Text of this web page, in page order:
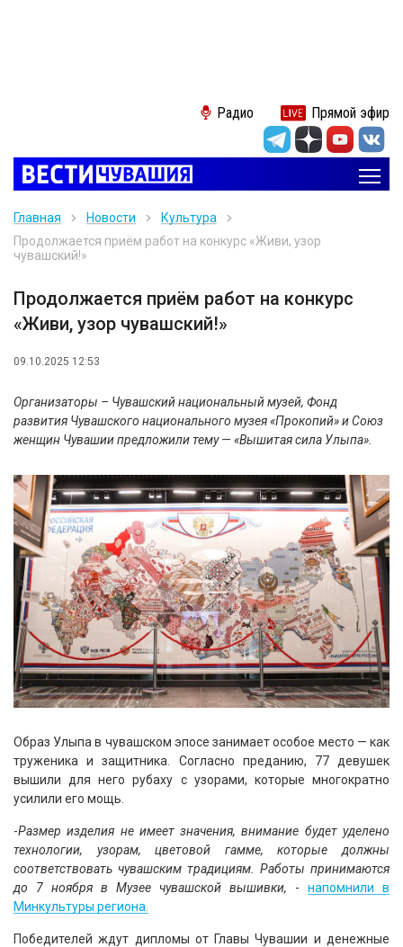
Радио Прямой эфир
Главная Новости
Культура
Продолжается приём работ на конкурс «Живи, узор
чувашский!»
Продолжается приём работ на конкурс
«Живи, узор чувашский!»
09.10.2025 12:53
Организаторы – Чувашский национальный музей, Фонд
развития Чувашского национального музея «Прокопий» и Союз
женщин Чувашии предложили тему — «Вышитая сила Улыпа».
Образ Улыпа в чувашском эпосе занимает особое место — как
труженика и защитника. Согласно преданию, 77 девушек
вышили для него рубаху с узорами, которые многократно
усилили его мощь.
-Размер изделия не имеет значения, внимание будет уделено
технологии, узорам, цветовой гамме, которые должны
соответствовать чувашским традициям. Работы принимаются
до 7 ноября в Музее чувашской вышивки, - напомнили в
Минкультуры региона.
Победителей ждут дипломы от Главы Чувашии и денежные